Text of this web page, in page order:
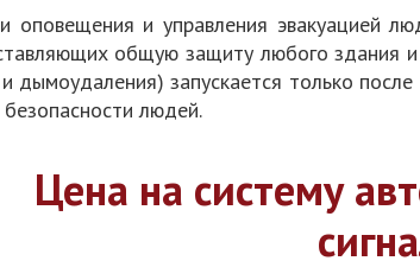
оповещения и управления эвакуацией
общую защиту любого здания
дымоудаления) запускается только
людей.
Цена на систему